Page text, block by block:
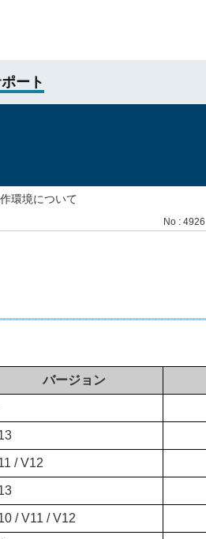
ート
環境について
No : 4926
バージョン
/ V12
/ V11 / V12